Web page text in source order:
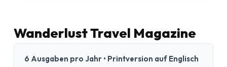
Wanderlust Travel Magazine
6 Ausgaben pro Jahr • Printversion auf Englisch